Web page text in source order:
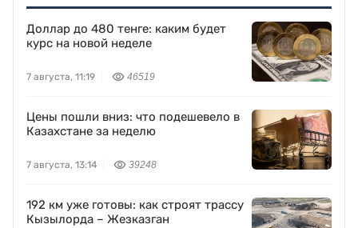
Доллар до 480 тенге: каким будет
курс на новой неделе
7 августа, 11:19 46519
Цены пошли вниз: что подешевело в
Казахстане за неделю
7 августа, 13:14 39248
192 км уже готовы: как строят трассу
Кызылорда – Жезказган